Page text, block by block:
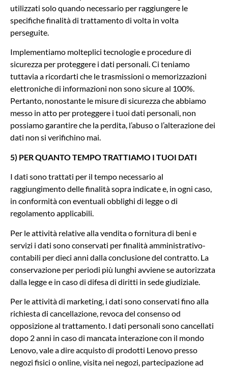
utilizzati solo quando necessario per raggiungere le
specifiche finalità di trattamento di volta in volta
perseguite.
Implementiamo molteplici tecnologie e procedure di
sicurezza per proteggere i dati personali. Ci teniamo
tuttavia a ricordarti che le trasmissioni o memorizzazioni
elettroniche di informazioni non sono sicure al 100%.
Pertanto, nonostante le misure di sicurezza che abbiamo
messo in atto per proteggere i tuoi dati personali, non
possiamo garantire che la perdita, l’abuso o l’alterazione dei
dati non si verifichino mai.
5) PER QUANTO TEMPO TRATTIAMO I TUOI DATI
I dati sono trattati per il tempo necessario al
raggiungimento delle finalità sopra indicate e, in ogni caso,
in conformità con eventuali obblighi di legge o di
regolamento applicabili.
Per le attività relative alla vendita o fornitura di beni e
servizi i dati sono conservati per finalità amministrativo-
contabili per dieci anni dalla conclusione del contratto. La
conservazione per periodi più lunghi avviene se autorizzata
dalla legge e in caso di difesa di diritti in sede giudiziale.
Per le attività di marketing, i dati sono conservati fino alla
richiesta di cancellazione, revoca del consenso od
opposizione al trattamento. I dati personali sono cancellati
dopo 2 anni in caso di mancata interazione con il mondo
Lenovo, vale a dire acquisto di prodotti Lenovo presso
negozi fisici o online, visita nei negozi, partecipazione ad